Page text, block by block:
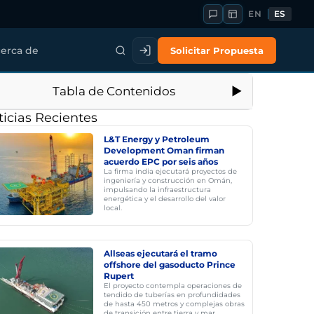
EN ES
de Solicitar Propuesta
Tabla de Contenidos
Recientes
L&T Energy y Petroleum
Development Oman firman
acuerdo EPC por seis años
La firma india ejecutará proyectos de
ingeniería y construcción en Omán,
impulsando la infraestructura
energética y el desarrollo del valor
local.
Allseas ejecutará el tramo
offshore del gasoducto Prince
Rupert
El proyecto contempla operaciones de
tendido de tuberías en profundidades
de hasta 450 metros y complejas obras